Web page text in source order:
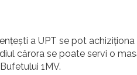
a UPT se pot achiziționa
cărora se poate servi o
1MV.